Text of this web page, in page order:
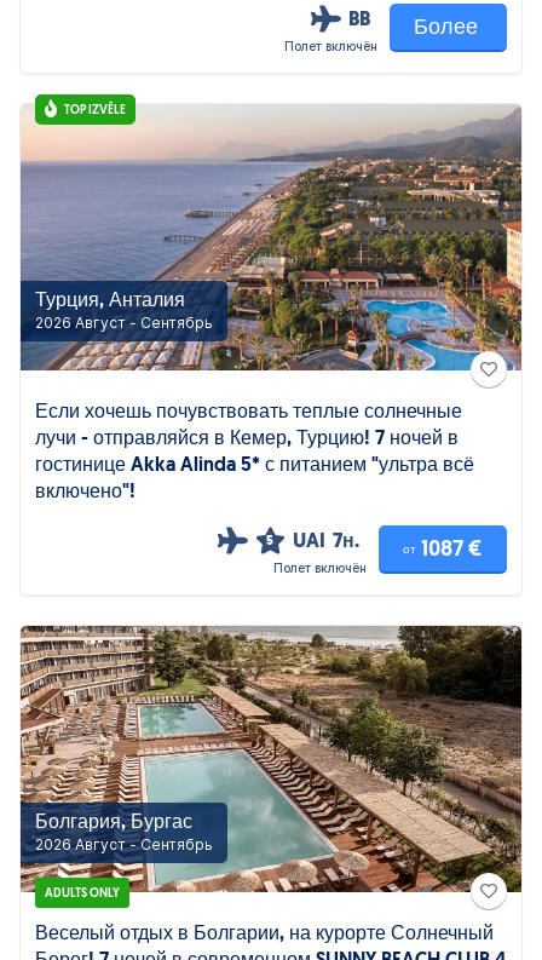
BB
Полет включён
Более
TOP IZVĒLE
Турция, Анталия
2026 Август - Сентябрь
Если хочешь почувствовать теплые солнечные
лучи - отправляйся в Кемер, Турцию! 7 ночей в
гостинице Akka Alinda 5* с питанием "ультра всё
включено"!
5 UAI 7н.
Полет включён
от 1087 €
Болгария, Бургас
2026 Август - Сентябрь
ADULTS ONLY
Веселый отдых в Болгарии, на курорте Солнечный